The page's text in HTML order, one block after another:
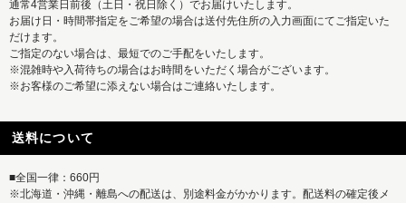
通常4営業日前後（土日・祝日除く）でお届けいたします。
お届け日・時間帯指定をご希望の場合は送付先住所の入力画面にてご指定いた
だけます。
ご指定のない場合は、最短でのご手配をいたします。
※混雑時や入荷待ちの場合はお時間をいただく場合がございます。
※お客様のご希望に添えない場合はご連絡いたします。
送料について
■全国一律：660円
※北海道・沖縄・離島への配送は、別途料金がかかります。配送料の確定後メ